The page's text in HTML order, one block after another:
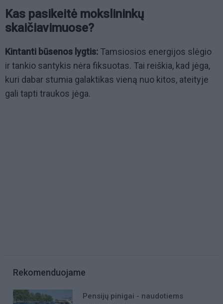
Kas pasikeitė mokslininkų
skaičiavimuose?
Kintanti būsenos lygtis: Tamsiosios energijos slėgio
ir tankio santykis nėra fiksuotas. Tai reiškia, kad jėga,
kuri dabar stumia galaktikas vieną nuo kitos, ateityje
gali tapti traukos jėga.
Rekomenduojame
Pensijų pinigai - naudotiems